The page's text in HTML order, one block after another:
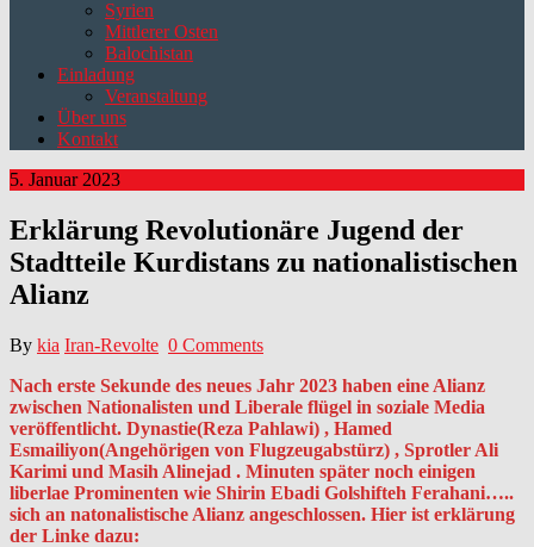
Syrien
Mittlerer Osten
Balochistan
Einladung
Veranstaltung
Über uns
Kontakt
5. Januar 2023
Erklärung Revolutionäre Jugend der
Stadtteile Kurdistans zu nationalistischen
Alianz
By kia Iran-Revolte 0 Comments
Nach erste Sekunde des neues Jahr 2023 haben eine Alianz
zwischen Nationalisten und Liberale flügel in soziale Media
veröffentlicht. Dynastie(Reza Pahlawi) , Hamed
Esmailiyon(Angehörigen von Flugzeugabstürz) , Sprotler Ali
Karimi und Masih Alinejad . Minuten später noch einigen
liberlae Prominenten wie Shirin Ebadi Golshifteh Ferahani…..
sich an natonalistische Alianz angeschlossen. Hier ist erklärung
der Linke dazu: